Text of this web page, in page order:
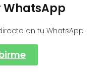
WhatsApp
en tu WhatsApp